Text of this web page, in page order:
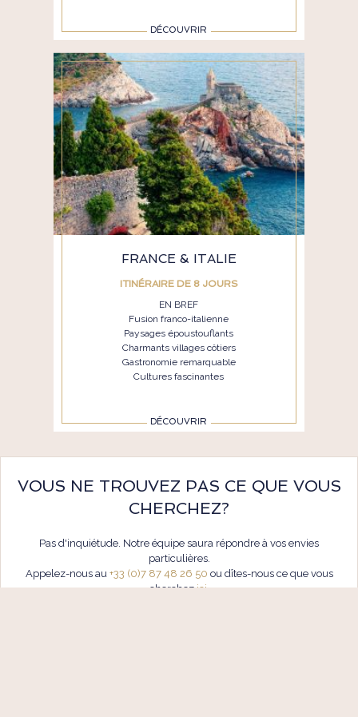
DÉCOUVRIR
FRANCE & ITALIE
ITINÉRAIRE DE 8 JOURS
EN BREF
Fusion franco-italienne
Paysages époustouflants
Charmants villages côtiers
Gastronomie remarquable
Cultures fascinantes
DÉCOUVRIR
VOUS NE TROUVEZ PAS CE QUE VOUS
CHERCHEZ?
Pas d'inquiétude. Notre équipe saura répondre à vos envies
particulières.
Appelez-nous au +33 (0)7 87 48 26 50 ou dîtes-nous ce que vous
cherchezici.